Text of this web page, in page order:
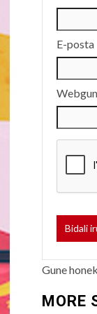
E-posta
Gune
MORE